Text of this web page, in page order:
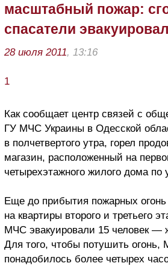
масштабный пожар:
спасатели
28 июля 2011, 13:16
1
Как сообщает центр связей с
ГУ МЧС Украины в Одесской
в полчетвертого утра, горел
магазин, расположенный на
четырехэтажного жилого дома по
Еще до прибытия пожарных огонь
на квартиры второго и третьего
МЧС эвакуировали 15 человек —
Для того, чтобы потушить огонь,
понадобилось более четырех